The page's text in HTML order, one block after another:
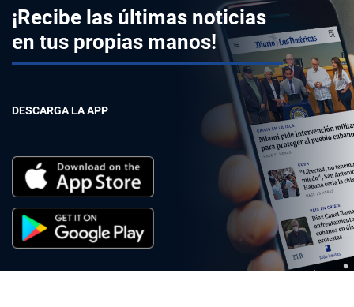
¡Recibe las últimas noticias
en tus propias manos!
DESCARGA LA APP